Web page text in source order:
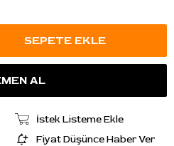
İstek Listeme Ekle
Fiyat Düşünce Haber Ver